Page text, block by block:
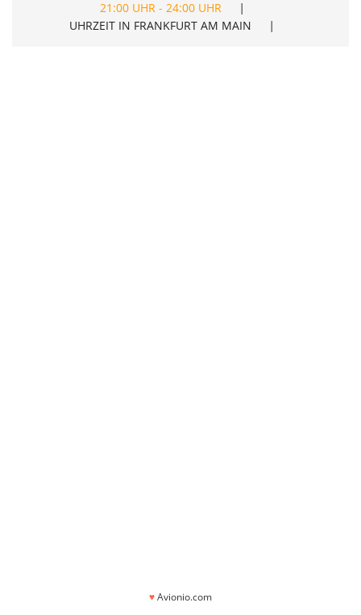
21:00 UHR - 24:00 UHR
|
UHRZEIT IN FRANKFURT AM MAIN
|
♥Avionio.com